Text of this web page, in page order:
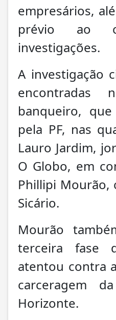
empresários,
prévio ao
investigações.
A investigação
encontradas
banqueiro,
pela PF, nas
Lauro Jardim,
O Globo, em
Phillipi Mourão,
Sicário.
Mourão
terceira fase
atentou contra
carceragem
Horizonte.